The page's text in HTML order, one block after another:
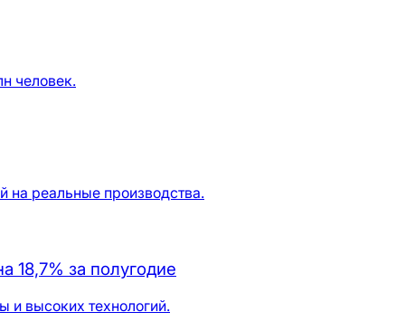
человек.
на реальные производства.
18,7% за полугодие
и высоких технологий.